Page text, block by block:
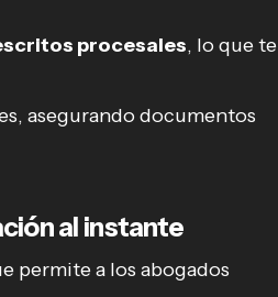
procesales, lo que te
asegurando documentos
al instante
permite a los abogados